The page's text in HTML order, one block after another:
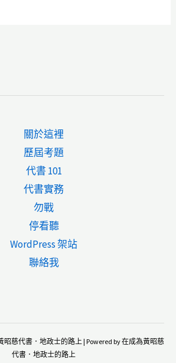
關於這裡
歷屆考題
代書 101
代書實務
勿戰
停看聽
WordPress 架站
聯絡我
昭慈代書．地政士的路上 | Powered by 在成為黃昭慈
代書．地政士的路上